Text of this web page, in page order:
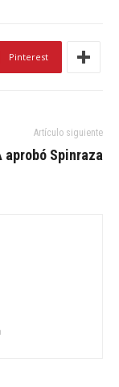
Pinterest
Artículo siguiente
aprobó Spinraza